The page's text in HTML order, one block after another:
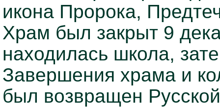
икона Пророка,
Храм был закрыт 9
находилась школа,
Завершения храма и
был возвращен